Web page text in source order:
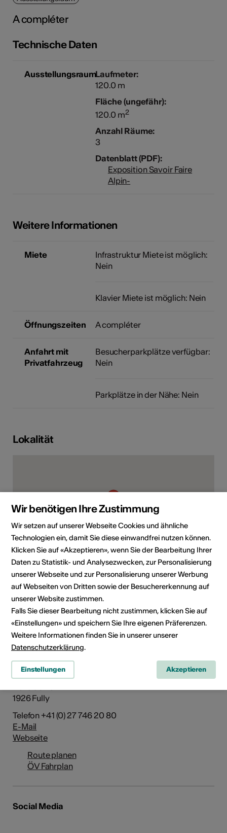
A compléter
Technische Daten
AusstellungsraumLaufmeter:
120.0 m
Fläche (ungefähr):
120.0 m2
Anzahl Räume:
3
Datenblatt (PDF):
Exposition Savoir Faire
Alpin-
Weitere Informationen
Miete
Infrastruktur Miete ist möglich:
Nein
Klavier Miete ist möglich: Nein
Öffnungszeiten A compléter
Anfahrt mit
Privatfahrzeug
Besucherparkplätze verfügbar:
Nein
Parkplätze in der Nähe: Nein
Lokalität
Chemin de l'Usine 19, 1926 Fully
Route planen
ÖV Fahrplan
Adresse
Musée de Fully
Musée de Fully
savoir faire alpin et hydroélectricité
Chemin de l'Usine 19
1926 Fully
Telefon +41 (0) 27 746 20 80
E-Mail
Webseite
Route planen
ÖV Fahrplan
Social Media
Wir benötigen Ihre Zustimmung
Wir setzen auf unserer Webseite Cookies und ähnliche
Technologien ein, damit Sie diese einwandfrei nutzen können.
Klicken Sie auf «Akzeptieren», wenn Sie der Bearbeitung Ihrer
Daten zu Statistik- und Analysezwecken, zur Personalisierung
unserer Webseite und zur Personalisierung unserer Werbung
auf Webseiten von Dritten sowie der Besuchererkennung auf
unserer Website zustimmen.
Falls Sie dieser Bearbeitung nicht zustimmen, klicken Sie auf
«Einstellungen» und speichern Sie Ihre eigenen Präferenzen.
Weitere Informationen finden Sie in unserer unserer
Datenschutzerklärung.
Einstellungen Akzeptieren